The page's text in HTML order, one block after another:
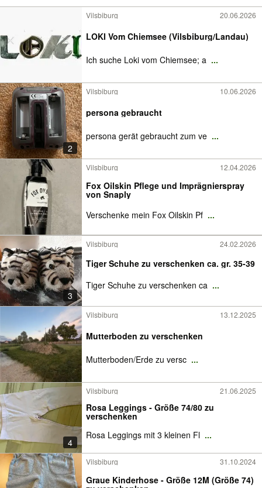
Vilsbiburg 20.06.2026
LOKI Vom Chiemsee (Vilsbiburg/Landau)
Ich suche Loki vom Chiemsee; a ...
2
Vilsbiburg 10.06.2026
persona gebraucht
persona gerät gebraucht zum ve ...
Vilsbiburg 12.04.2026
Fox Oilskin Pflege und Imprägnierspray
von Snaply
Verschenke mein Fox Oilskin Pf ...
3
Vilsbiburg 24.02.2026
Tiger Schuhe zu verschenken ca. gr. 35-39
Tiger Schuhe zu verschenken ca ...
Vilsbiburg 13.12.2025
Mutterboden zu verschenken
Mutterboden/Erde zu versc ...
4
Vilsbiburg 21.06.2025
Rosa Leggings - Größe 74/80 zu
verschenken
Rosa Leggings mit 3 kleinen Fl ...
Vilsbiburg 31.10.2024
Graue Kinderhose - Größe 12M (Größe 74)